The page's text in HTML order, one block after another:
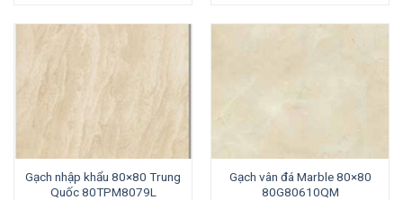
Gạch nhập khẩu 80×80 Trung
Quốc 80TPM8079L
Gạch vân đá Marble 80×80
80G80610QM